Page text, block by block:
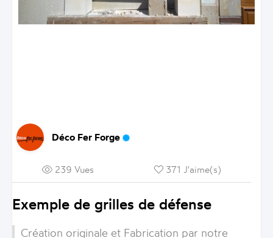
Déco Fer Forge
239 Vues 371 J'aime(s)
Exemple de grilles de défense
Création originale et Fabrication par notre